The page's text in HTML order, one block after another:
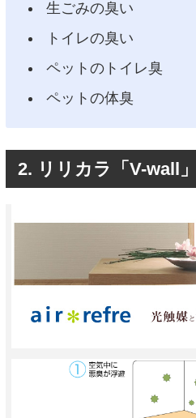
生ごみの臭い
トイレの臭い
ペットのトイレ臭
ペットの体臭
2. リリカラ「V-wall」